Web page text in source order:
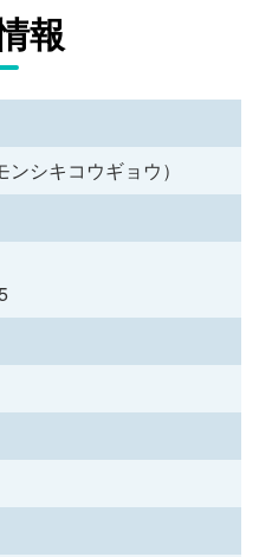
報
シキコウギョウ）